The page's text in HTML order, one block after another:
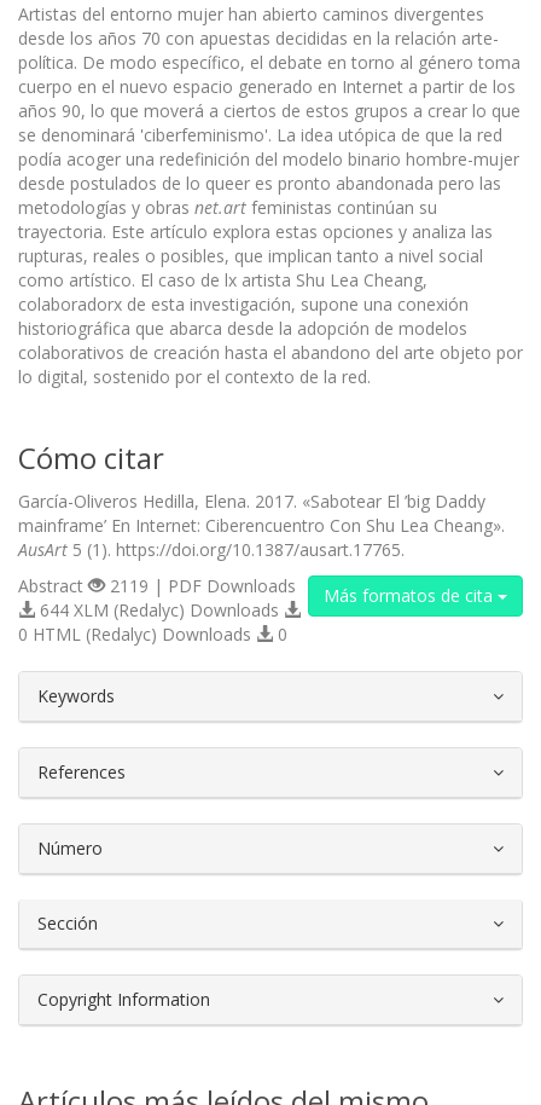
Artistas del entorno mujer han abierto caminos divergentes
desde los años 70 con apuestas decididas en la relación arte-
política. De modo específico, el debate en torno al género toma
cuerpo en el nuevo espacio generado en Internet a partir de los
años 90, lo que moverá a ciertos de estos grupos a crear lo que
se denominará 'ciberfeminismo'. La idea utópica de que la red
podía acoger una redefinición del modelo binario hombre-mujer
desde postulados de lo queer es pronto abandonada pero las
metodologías y obras net.art feministas continúan su
trayectoria. Este artículo explora estas opciones y analiza las
rupturas, reales o posibles, que implican tanto a nivel social
como artístico. El caso de lx artista Shu Lea Cheang,
colaboradorx de esta investigación, supone una conexión
historiográfica que abarca desde la adopción de modelos
colaborativos de creación hasta el abandono del arte objeto por
lo digital, sostenido por el contexto de la red.
Cómo citar
García-Oliveros Hedilla, Elena. 2017. «Sabotear El ’big Daddy
mainframe’ En Internet: Ciberencuentro Con Shu Lea Cheang».
AusArt 5 (1). https://doi.org/10.1387/ausart.17765.
Más formatos de cita
Abstract
2119 | PDF Downloads
644 XLM (Redalyc) Downloads
0 HTML (Redalyc) Downloads
0
Keywords
References
Número
Sección
Copyright Information